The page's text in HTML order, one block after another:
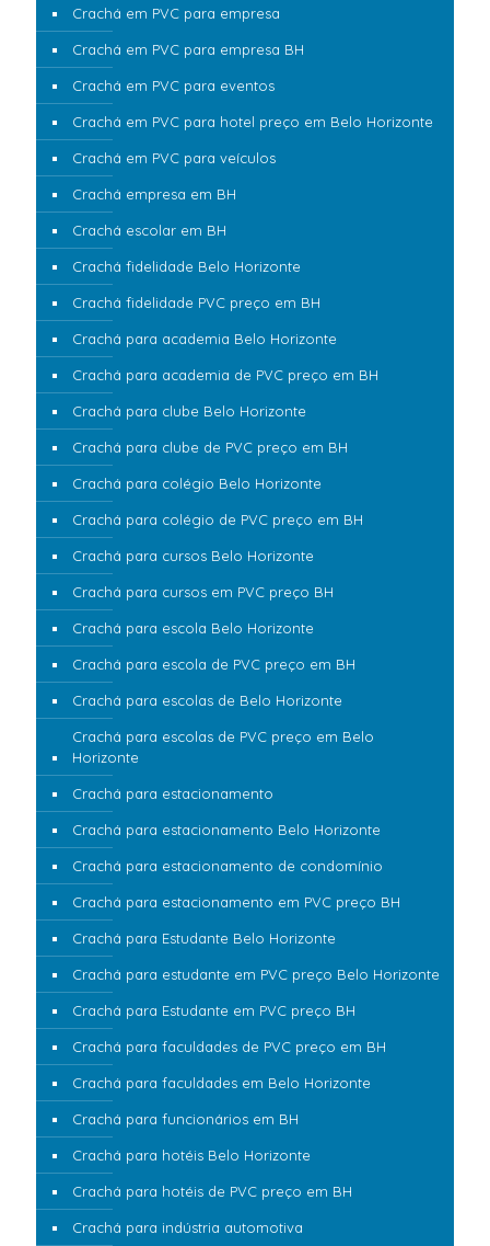
Crachá em PVC para empresa
Crachá em PVC para empresa BH
Crachá em PVC para eventos
Crachá em PVC para hotel preço em Belo Horizonte
Crachá em PVC para veículos
Crachá empresa em BH
Crachá escolar em BH
Crachá fidelidade Belo Horizonte
Crachá fidelidade PVC preço em BH
Crachá para academia Belo Horizonte
Crachá para academia de PVC preço em BH
Crachá para clube Belo Horizonte
Crachá para clube de PVC preço em BH
Crachá para colégio Belo Horizonte
Crachá para colégio de PVC preço em BH
Crachá para cursos Belo Horizonte
Crachá para cursos em PVC preço BH
Crachá para escola Belo Horizonte
Crachá para escola de PVC preço em BH
Crachá para escolas de Belo Horizonte
Crachá para escolas de PVC preço em Belo
Horizonte
Crachá para estacionamento
Crachá para estacionamento Belo Horizonte
Crachá para estacionamento de condomínio
Crachá para estacionamento em PVC preço BH
Crachá para Estudante Belo Horizonte
Crachá para estudante em PVC preço Belo Horizonte
Crachá para Estudante em PVC preço BH
Crachá para faculdades de PVC preço em BH
Crachá para faculdades em Belo Horizonte
Crachá para funcionários em BH
Crachá para hotéis Belo Horizonte
Crachá para hotéis de PVC preço em BH
Crachá para indústria automotiva